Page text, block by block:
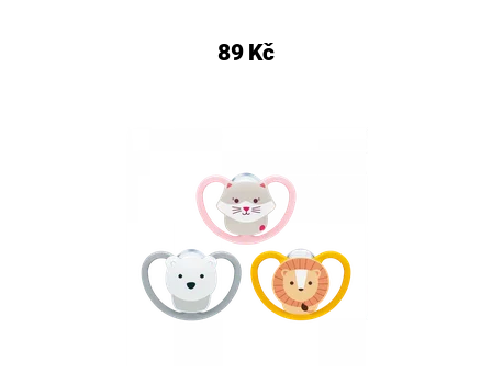
89 Kč